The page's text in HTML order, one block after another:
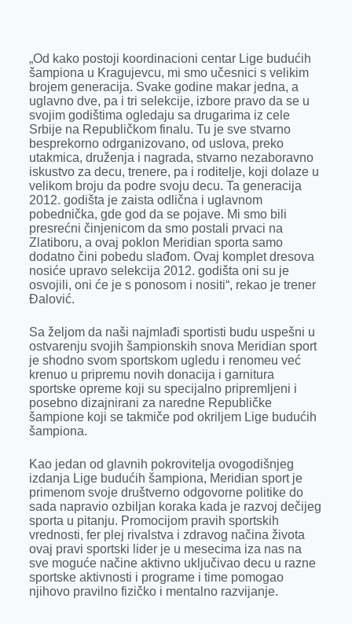
„Od kako postoji koordinacioni centar Lige budućih
šampiona u Kragujevcu, mi smo učesnici s velikim
brojem generacija. Svake godine makar jedna, a
uglavno dve, pa i tri selekcije, izbore pravo da se u
svojim godištima ogledaju sa drugarima iz cele
Srbije na Republičkom finalu. Tu je sve stvarno
besprekorno odrganizovano, od uslova, preko
utakmica, druženja i nagrada, stvarno nezaboravno
iskustvo za decu, trenere, pa i roditelje, koji dolaze u
velikom broju da podre svoju decu. Ta generacija
2012. godišta je zaista odlična i uglavnom
pobednička, gde god da se pojave. Mi smo bili
presrećni činjenicom da smo postali prvaci na
Zlatiboru, a ovaj poklon Meridian sporta samo
dodatno čini pobedu slađom. Ovaj komplet dresova
nosiće upravo selekcija 2012. godišta oni su je
osvojili, oni će je s ponosom i nositi“, rekao je trener
Đalović.
Sa željom da naši najmlađi sportisti budu uspešni u
ostvarenju svojih šampionskih snova Meridian sport
je shodno svom sportskom ugledu i renomeu već
krenuo u pripremu novih donacija i garnitura
sportske opreme koji su specijalno pripremljeni i
posebno dizajnirani za naredne Republičke
šampione koji se takmiče pod okriljem Lige budućih
šampiona.
Kao jedan od glavnih pokrovitelja ovogodišnjeg
izdanja Lige budućih šampiona, Meridian sport je
primenom svoje društverno odgovorne politike do
sada napravio ozbiljan koraka kada je razvoj dečijeg
sporta u pitanju. Promocijom pravih sportskih
vrednosti, fer plej rivalstva i zdravog načina života
ovaj pravi sportski lider je u mesecima iza nas na
sve moguće načine aktivno uključivao decu u razne
sportske aktivnosti i programe i time pomogao
njihovo pravilno fizičko i mentalno razvijanje.